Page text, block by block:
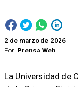
Por Prensa Web
2 de marzo de 2026
La Universidad de